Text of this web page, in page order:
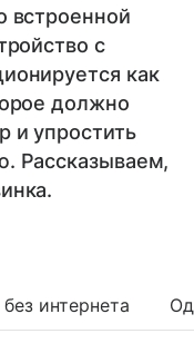
встроенной
с
как
должно
и упростить
Рассказываем,
интернета